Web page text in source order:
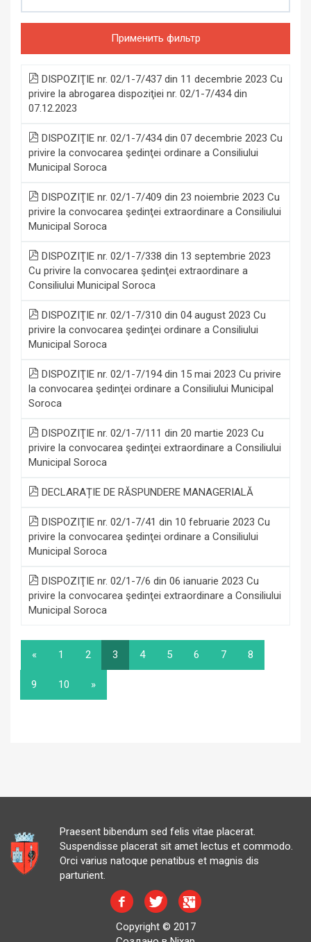
Применить фильтр
DISPOZIŢIE nr. 02/1-7/437 din 11 decembrie 2023 Cu
privire la abrogarea dispoziţiei nr. 02/1-7/434 din
07.12.2023
DISPOZIŢIE nr. 02/1-7/434 din 07 decembrie 2023 Cu
privire la convocarea şedinţei ordinare a Consiliului
Municipal Soroca
DISPOZIŢIE nr. 02/1-7/409 din 23 noiembrie 2023 Cu
privire la convocarea şedinţei extraordinare a Consiliului
Municipal Soroca
DISPOZIŢIE nr. 02/1-7/338 din 13 septembrie 2023
Cu privire la convocarea şedinţei extraordinare a
Consiliului Municipal Soroca
DISPOZIŢIE nr. 02/1-7/310 din 04 august 2023 Cu
privire la convocarea şedinţei ordinare a Consiliului
Municipal Soroca
DISPOZIŢIE nr. 02/1-7/194 din 15 mai 2023 Cu privire
la convocarea şedinţei ordinare a Consiliului Municipal
Soroca
DISPOZIŢIE nr. 02/1-7/111 din 20 martie 2023 Cu
privire la convocarea şedinţei extraordinare a Consiliului
Municipal Soroca
DECLARAȚIE DE RĂSPUNDERE MANAGERIALĂ
DISPOZIŢIE nr. 02/1-7/41 din 10 februarie 2023 Cu
privire la convocarea şedinţei ordinare a Consiliului
Municipal Soroca
DISPOZIŢIE nr. 02/1-7/6 din 06 ianuarie 2023 Cu
privire la convocarea şedinţei extraordinare a Consiliului
Municipal Soroca
« 1 2 3 4 5 6 7 8
9 10 »
Praesent bibendum sed felis vitae placerat.
Suspendisse placerat sit amet lectus et commodo.
Orci varius natoque penatibus et magnis dis
parturient.
Copyright © 2017